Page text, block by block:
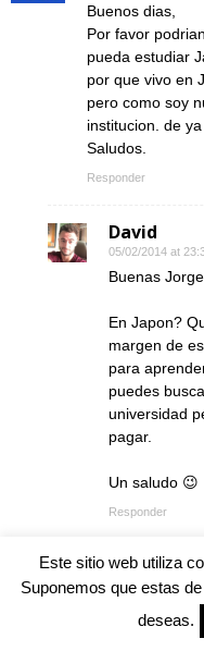
Buenos dias,
Por favor
pueda estudiar
por que vivo en
pero como soy
institucion. de
Saludos.
Responder
David
05/02/2014 at
Buenas Jorge,
En Japon?
margen de
para
puedes
universidad
pagar.
Un saludo 😉
Responder
Carlos M.
15/02/2014 at 22:11
Hola, Muchas
Este sitio web utiliza
Suponemos que estas
deseas.